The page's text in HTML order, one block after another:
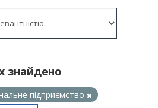
знайдено
підприємство